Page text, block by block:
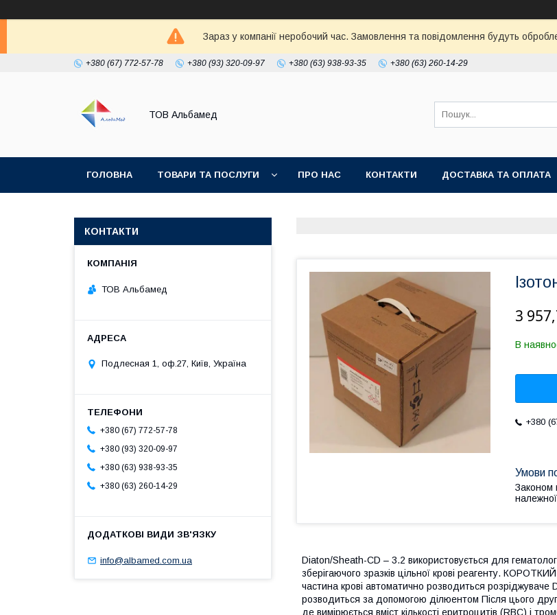
Зараз у компанії неробочий час. Замовлення та повідомлення будуть
+380 (67) 772-57-78 +380 (93) 320-09-97 +380 (63) 938-93-35 +380 (63) 260-14-29
ТОВ Альбамед
ГОЛОВНА ТОВАРИ ТА ПОСЛУГИ ПРО НАС КОНТАКТИ ДОСТАВКА ТА ОПЛАТА
3
В
+380
Законом
належної
Diaton/Sheath-CD – 3.2 використовується для
зберігаючого зразків цільної крові реагенту.
частина крові автоматично розводиться
розводиться за допомогою ділюентом Після цього
де вимірюється вміст кількості еритроцитів (RBC) і
КОНТАКТИ
ТОВ Альбамед
Подлесная 1, оф.27, Київ, Україна
+380 (67) 772-57-78
+380 (93) 320-09-97
+380 (63) 938-93-35
+380 (63) 260-14-29
info@albamed.com.ua